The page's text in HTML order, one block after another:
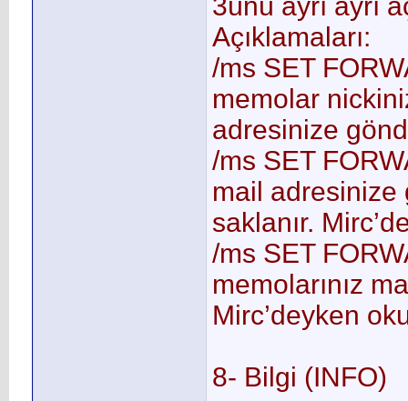
3ünü ayrı ayrı
Açıklamaları:
/ms SET
memolar
adresinize
/ms SET
mail adresinize
saklanır.
/ms SET
memolarınız
Mirc’deyken
8- Bilgi (INFO)